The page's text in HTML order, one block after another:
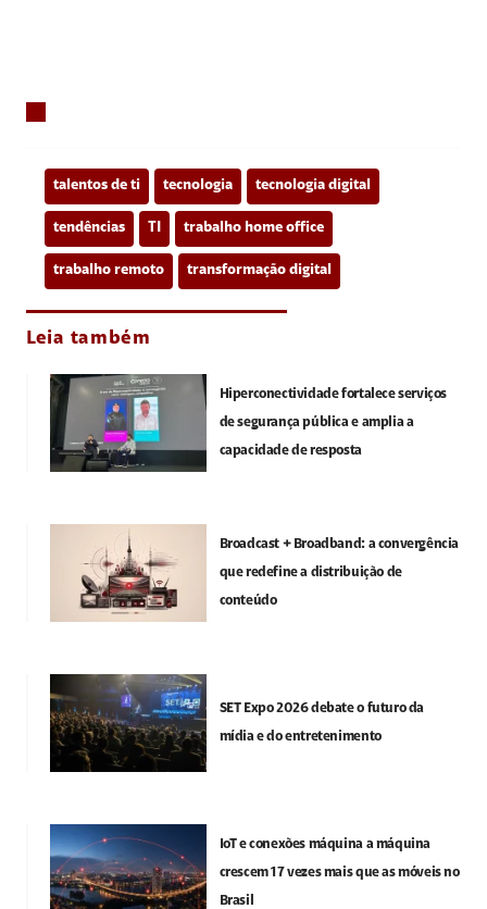
talentos de ti tecnologia tecnologia digital
tendências TI trabalho home office
trabalho remoto transformação digital
Leia também
Hiperconectividade fortalece serviços
de segurança pública e amplia a
capacidade de resposta
Broadcast + Broadband: a convergência
que redefine a distribuição de
conteúdo
SET Expo 2026 debate o futuro da
mídia e do entretenimento
IoT e conexões máquina a máquina
crescem 17 vezes mais que as móveis no
Brasil